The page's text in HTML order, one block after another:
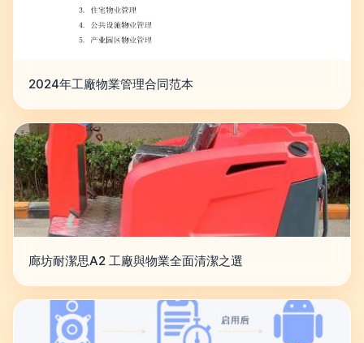
2024年工廠物業管理合同范本
廊坊耐潔思A2 工廠與物業全面清潔之選